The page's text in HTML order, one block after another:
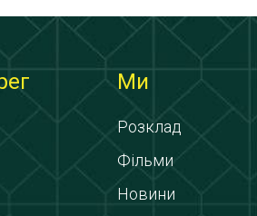
Ми
Розклад
Фільми
Новини